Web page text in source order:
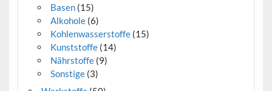
Basen(15)
Alkohole(6)
Kohlenwasserstoffe(15)
Kunststoffe(14)
Nährstoffe(9)
Sonstige(3)